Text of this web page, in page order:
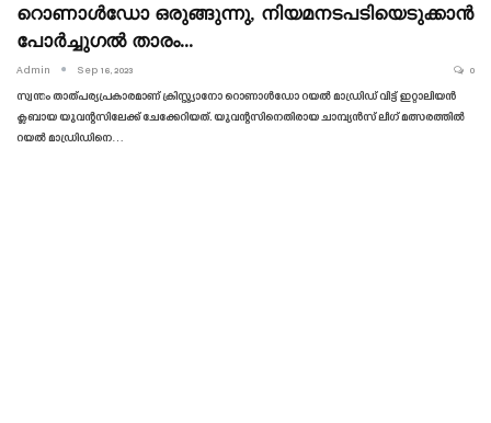
റൊണാൾഡോ ഒരുങ്ങുന്നു, നിയമനടപടിയെടുക്കാൻ
പോർച്ചുഗൽ താരം…
Admin Sep 16, 2023 0
സ്വന്തം താത്പര്യപ്രകാരമാണ് ക്രിസ്റ്റ്യാനോ റൊണാൾഡോ റയൽ മാഡ്രിഡ് വിട്ട് ഇറ്റാലിയൻ
ക്ലബായ യുവന്റസിലേക്ക് ചേക്കേറിയത്. യുവന്റസിനെതിരായ ചാമ്പ്യൻസ് ലീഗ് മത്സരത്തിൽ
റയൽ മാഡ്രിഡിനെ…